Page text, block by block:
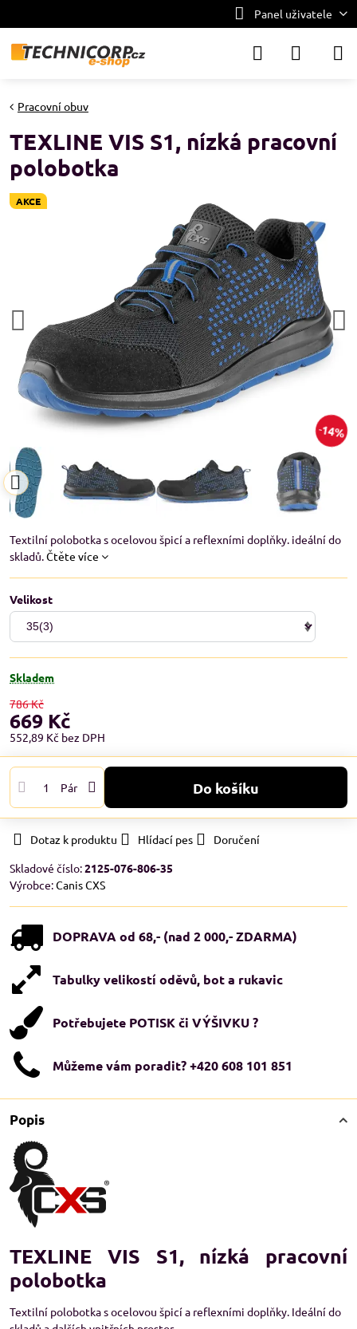
Panel uživatele
AKCE
14%
Pracovní obuv
TEXLINE VIS S1, nízká pracovní
polobotka
Textilní polobotka s ocelovou špicí a reflexními doplňky. ideální do
skladů.Čtěte více
Velikost
Skladem
786 Kč
669 Kč
552,89 Kč bez DPH
Pár Do košíku
Dotaz k produktu Hlídací pes
Doručení
Skladové číslo:2125-076-806-35
Výrobce:Canis CXS
DOPRAVA od 68,- (nad 2 000,- ZDARMA)
Tabulky velikostí oděvů, bot a rukavic
Potřebujete POTISK či VÝŠIVKU ?
Můžeme vám poradit? +420 608 101 851
Popis
TEXLINE VIS S1, nízká pracovní
polobotka
Textilní polobotka s ocelovou špicí a reflexními doplňky. Ideální do